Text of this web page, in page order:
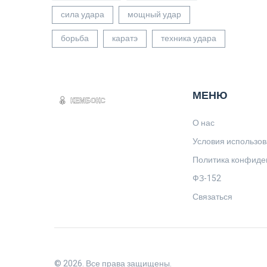
сила удара
мощный удар
борьба
каратэ техника удара
МЕНЮ
О нас
Условия
Политика
ФЗ-152
Связаться
© 2026. Все права защищены.